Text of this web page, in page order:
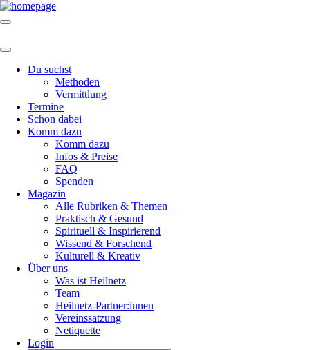
Du suchst
Methoden
Vermittlung
Termine
Schon dabei
Komm dazu
Komm dazu
Infos & Preise
FAQ
Spenden
Magazin
Alle Rubriken & Themen
Praktisch & Gesund
Spirituell & Inspirierend
Wissend & Forschend
Kulturell & Kreativ
Über uns
Was ist Heilnetz
Team
Heilnetz-Partner:innen
Vereinssatzung
Netiquette
Login